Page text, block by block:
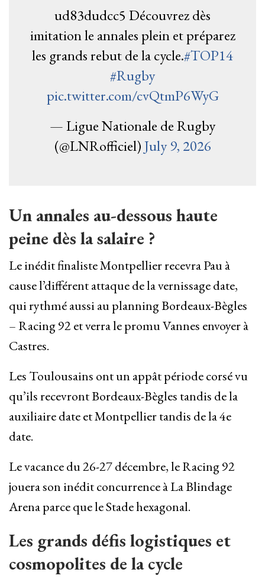
ud83dudcc5 Découvrez dès
imitation le annales plein et préparez
les grands rebut de la cycle.#TOP14
#Rugby
pic.twitter.com/cvQtmP6WyG
— Ligue Nationale de Rugby
(@LNRofficiel)July 9, 2026
Un annales au-dessous haute
peine dès la salaire ?
Le inédit finaliste Montpellier recevra Pau à
cause l’différent attaque de la vernissage date,
qui rythmé aussi au planning Bordeaux-Bègles
– Racing 92 et verra le promu Vannes envoyer à
Castres.
Les Toulousains ont un appât période corsé vu
qu’ils recevront Bordeaux-Bègles tandis de la
auxiliaire date et Montpellier tandis de la 4e
date.
Le vacance du 26-27 décembre, le Racing 92
jouera son inédit concurrence à La Blindage
Arena parce que le Stade hexagonal.
Les grands défis logistiques et
cosmopolites de la cycle